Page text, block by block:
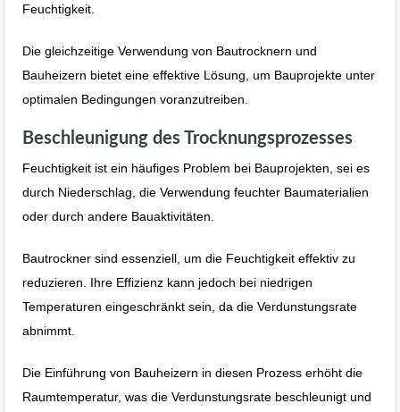
Feuchtigkeit.
Die gleichzeitige Verwendung von Bautrocknern und
Bauheizern bietet eine effektive Lösung, um Bauprojekte unter
optimalen Bedingungen voranzutreiben.
Beschleunigung des Trocknungsprozesses
Feuchtigkeit ist ein häufiges Problem bei Bauprojekten, sei es
durch Niederschlag, die Verwendung feuchter Baumaterialien
oder durch andere Bauaktivitäten.
Bautrockner sind essenziell, um die Feuchtigkeit effektiv zu
reduzieren. Ihre Effizienz kann jedoch bei niedrigen
Temperaturen eingeschränkt sein, da die Verdunstungsrate
abnimmt.
Die Einführung von Bauheizern in diesen Prozess erhöht die
Raumtemperatur, was die Verdunstungsrate beschleunigt und